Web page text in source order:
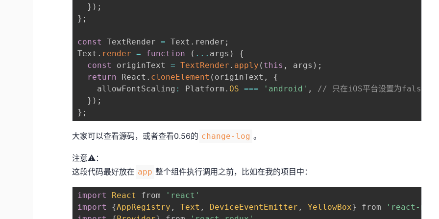
} ) ;
} ;
const TextRender = Text . render ;
Text . render = function ( ... args )
{
const
originText = TextRender . apply ( this , args ) ;
return React . cloneElement ( originText ,
{
    allowFontScaling
: Platform . OS === 'android' ,
// 只在iOS平台设置为false
} ) ;
} ;
大家可以查看源码，或者查看0.56的 change-log 。
注意⚠️：
这段代码最好放在 app 整个组件执行调用之前，比如在我的项目中：
import React from
'react'
import
{AppRegistry , Text , DeviceEventEmitter , YellowBox} from
'react-